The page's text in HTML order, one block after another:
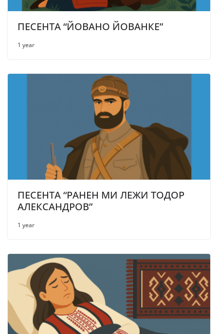
ПЕСЕНТА “ЙОВАНО ЙОВАНКЕ”
1 year
ПЕСЕНТА “РАНЕН МИ ЛЕЖИ ТОДОР
АЛЕКСАНДРОВ”
1 year